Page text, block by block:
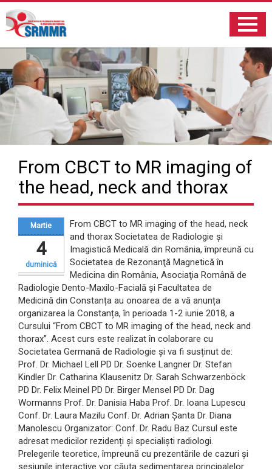
From CBCT to MR imaging of
the head, neck and thorax
duminică
Martie
4
From CBCT to MR imaging of the head, neck
and thorax Societatea de Radiologie şi
Imagistică Medicală din România, împreună cu
Societatea de Rezonanţă Magnetică în
Medicina din România, Asociaţia Română de
Radiologie Dento-Maxilo-Facială și Facultatea de
Medicină din Constanța au onoarea de a vă anunța
organizarea la Constanța, în perioada 1-2 iunie 2018, a
Cursului “From CBCT to MR imaging of the head, neck and
thorax”. Acest curs este realizat în colaborare cu
Societatea Germană de Radiologie și va fi susținut de:
Prof. Dr. Michael Lell PD Dr. Soenke Langner Dr. Stefan
Kindler Dr. Catharina Klausenitz Dr. Sarah Schwarzenböck
PD Dr. Felix Meinel PD Dr. Birger Mensel PD Dr. Dag
Wormanns Prof. Dr. Danisia Haba Prof. Dr. Ioana Lupescu
Conf. Dr. Laura Mazilu Conf. Dr. Adrian Șanta Dr. Diana
Manolescu Organizator: Conf. Dr. Radu Baz Cursul este
adresat medicilor rezidenți și specialiști radiologi.
Prelegerile teoretice, împreună cu prezentările de cazuri și
sesiunile interactive vor căuta sedimentarea principalelor